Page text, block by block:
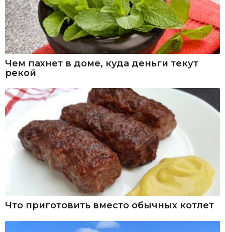
Чем пахнет в доме, куда деньги текут
рекой
Что приготовить вместо обычных котлет